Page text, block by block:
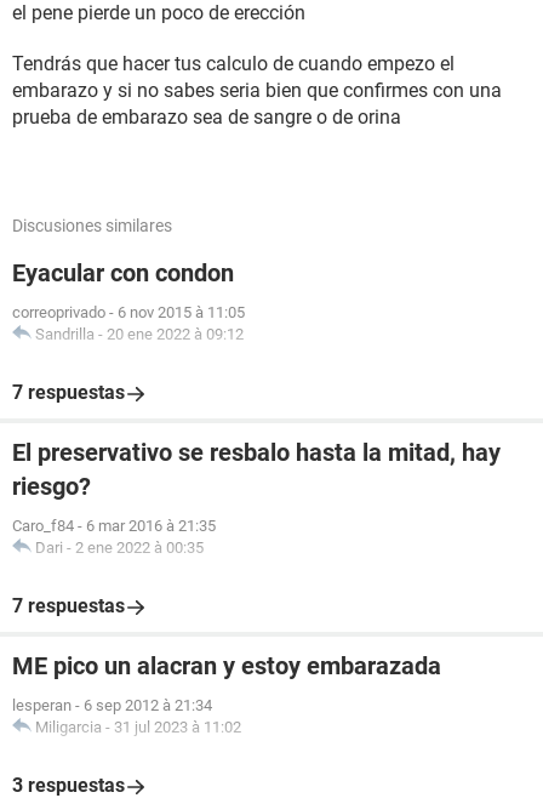
el pene pierde un poco de erección
Tendrás que hacer tus calculo de cuando empezo el
embarazo y si no sabes seria bien que confirmes con una
prueba de embarazo sea de sangre o de orina
Discusiones similares
Eyacular con condon
correoprivado - 6 nov 2015 à 11:05
Sandrilla - 20 ene 2022 à 09:12
7 respuestas
El preservativo se resbalo hasta la mitad, hay
riesgo?
Caro_f84 - 6 mar 2016 à 21:35
Dari - 2 ene 2022 à 00:35
7 respuestas
ME pico un alacran y estoy embarazada
lesperan - 6 sep 2012 à 21:34
Miligarcia - 31 jul 2023 à 11:02
3 respuestas